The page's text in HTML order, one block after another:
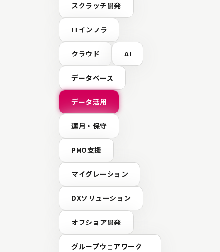
スクラッチ開発
ITインフラ
クラウド AI
データベース
データ活用
運用・保守
PMO支援
マイグレーション
DXソリューション
オフショア開発
グループウェアワーク